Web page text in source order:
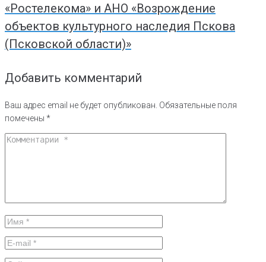
«Ростелекома» и АНО «Возрождение
объектов культурного наследия Пскова
(Псковской области)»
Добавить комментарий
Ваш адрес email не будет опубликован. Обязательные поля
помечены *